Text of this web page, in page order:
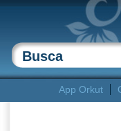
App Orkut